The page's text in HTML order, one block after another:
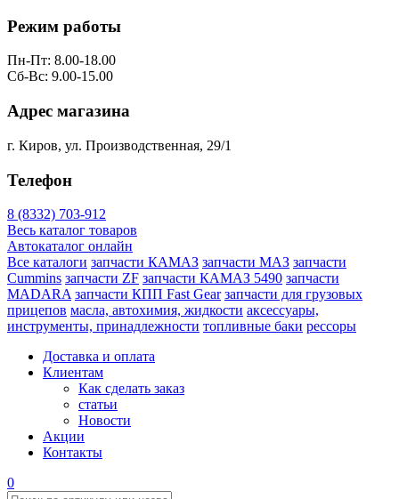
Режим работы
Пн-Пт: 8.00-18.00
Сб-Вс: 9.00-15.00
Адрес магазина
г. Киров, ул. Производственная, 29/1
Телефон
8 (8332) 703-912
Весь каталог товаров
Автокаталог онлайн
Все каталоги запчасти КАМАЗ запчасти МАЗ запчасти
Cummins запчасти ZF запчасти КАМАЗ 5490 запчасти
MADARA запчасти КПП Fast Gear запчасти для грузовых
прицепов масла, автохимия, жидкости аксессуары,
инструменты, принадлежности топливные баки рессоры
Доставка и оплата
Клиентам
Как сделать заказ
статьи
Новости
Акции
Контакты
0